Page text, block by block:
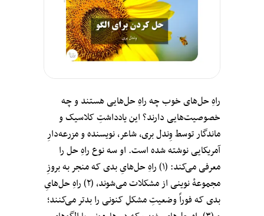
راهِ حل‌های خوب چه راهِ حل‌هایی هستند و چه
خصوصیت‌هایی دارند؟ این یادداشتِ کلاسیک و
ماندگار توسط وِندل بری، شاعر، نویسنده و مزرعه‌دارِ
آمریکایی نوشته شده است. او سه نوع راهِ حل را
معرفی می‌کند: (۱) راهِ حل‌هایِ بدی که منجر به بروزِ
مجموعه‌ٔ نوینی از مشکلات می‌شوند، (۲) راهِ حل‌هایِ
بدی که فوراً وضعیتِ مشکلِ کنونی را بدتر می‌کنند؛